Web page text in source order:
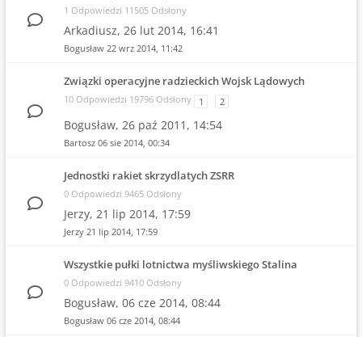
1 Odpowiedzi 11505 Odsłony
Arkadiusz, 26 lut 2014, 16:41
Bogusław 22 wrz 2014, 11:42
Związki operacyjne radzieckich Wojsk Lądowych
10 Odpowiedzi 19796 Odsłony 1 2
Bogusław, 26 paź 2011, 14:54
Bartosz 06 sie 2014, 00:34
Jednostki rakiet skrzydlatych ZSRR
0 Odpowiedzi 9465 Odsłony
Jerzy, 21 lip 2014, 17:59
Jerzy 21 lip 2014, 17:59
Wszystkie pułki lotnictwa myśliwskiego Stalina
0 Odpowiedzi 9410 Odsłony
Bogusław, 06 cze 2014, 08:44
Bogusław 06 cze 2014, 08:44